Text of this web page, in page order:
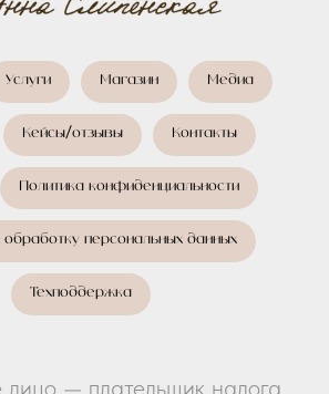
Услуги Магазин Медиа
Кейсы/отзывы Контакты
Политика конфиденциальности
обработку персональных данных
Техподдержка
лицо — плательщик налога